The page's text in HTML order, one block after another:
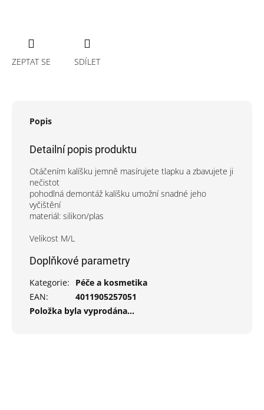
ZEPTAT SE SDÍLET
Popis
Detailní popis produktu
Otáčením kalíšku jemně masírujete tlapku a zbavujete ji
nečistot
pohodlná demontáž kalíšku umožní snadné jeho
vyčištění
materiál: silikon/plas
Velikost M/L
Doplňkové parametry
Kategorie:
Péče a kosmetika
EAN:
4011905257051
Položka byla vyprodána…